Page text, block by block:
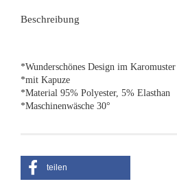
Beschreibung
*Wunderschönes Design im Karomuster
*mit Kapuze
*Material 95% Polyester, 5% Elasthan
*Maschinenwäsche 30°
teilen